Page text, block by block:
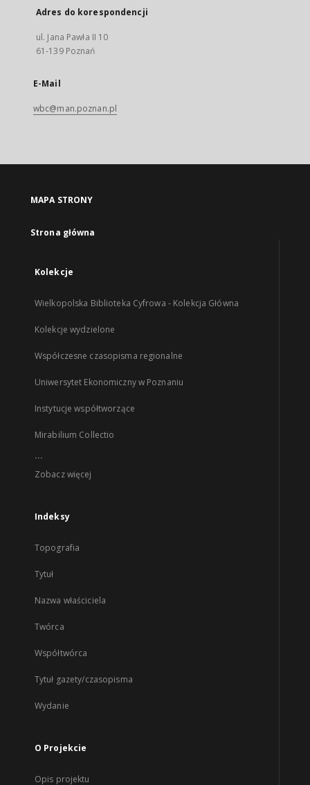
Adres do korespondencji
ul. Jana Pawła II 10
61-139 Poznań
E-Mail
wbc@man.poznan.pl
MAPA STRONY
Strona główna
Kolekcje
Wielkopolska Biblioteka Cyfrowa - Kolekcja Główna
Kolekcje wydzielone
Współczesne czasopisma regionalne
Uniwersytet Ekonomiczny w Poznaniu
Instytucje współtworzące
Mirabilium Collectio
...
Zobacz więcej
Indeksy
Topografia
Tytuł
Nazwa właściciela
Twórca
Współtwórca
Tytuł gazety/czasopisma
Wydanie
O Projekcie
Opis projektu